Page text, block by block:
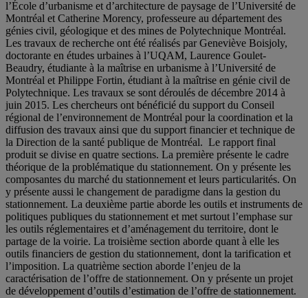
l’École d’urbanisme et d’architecture de paysage de l’Université de
Montréal et Catherine Morency, professeure au département des
génies civil, géologique et des mines de Polytechnique Montréal.
Les travaux de recherche ont été réalisés par Geneviève Boisjoly,
doctorante en études urbaines à l’UQAM, Laurence Goulet-
Beaudry, étudiante à la maîtrise en urbanisme à l’Université de
Montréal et Philippe Fortin, étudiant à la maîtrise en génie civil de
Polytechnique. Les travaux se sont déroulés de décembre 2014 à
juin 2015. Les chercheurs ont bénéficié du support du Conseil
régional de l’environnement de Montréal pour la coordination et la
diffusion des travaux ainsi que du support financier et technique de
la Direction de la santé publique de Montréal. Le rapport final
produit se divise en quatre sections. La première présente le cadre
théorique de la problématique du stationnement. On y présente les
composantes du marché du stationnement et leurs particularités. On
y présente aussi le changement de paradigme dans la gestion du
stationnement. La deuxième partie aborde les outils et instruments de
politiques publiques du stationnement et met surtout l’emphase sur
les outils réglementaires et d’aménagement du territoire, dont le
partage de la voirie. La troisième section aborde quant à elle les
outils financiers de gestion du stationnement, dont la tarification et
l’imposition. La quatrième section aborde l’enjeu de la
caractérisation de l’offre de stationnement. On y présente un projet
de développement d’outils d’estimation de l’offre de stationnement.